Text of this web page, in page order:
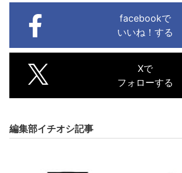
facebookで
いいね！する
Xで
フォローする
編集部イチオシ記事